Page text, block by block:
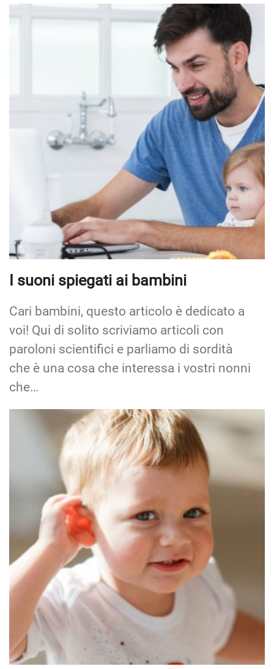
I suoni spiegati ai bambini
Cari bambini, questo articolo è dedicato a
voi! Qui di solito scriviamo articoli con
paroloni scientifici e parliamo di sordità
che è una cosa che interessa i vostri nonni
che…